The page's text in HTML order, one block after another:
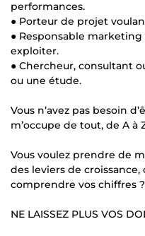
performances.
● Porteur de projet
● Responsable marketing
exploiter.
● Chercheur, consultant
ou une étude.
Vous n’avez pas besoin
m’occupe de tout, de A à
Vous voulez prendre de
des leviers de
comprendre vos chiffres ?
NE LAISSEZ PLUS VOS